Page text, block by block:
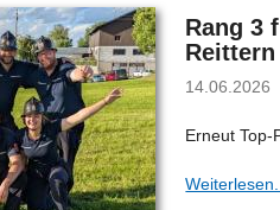
Rang 3
Reittern
14.06.2026
Erneut